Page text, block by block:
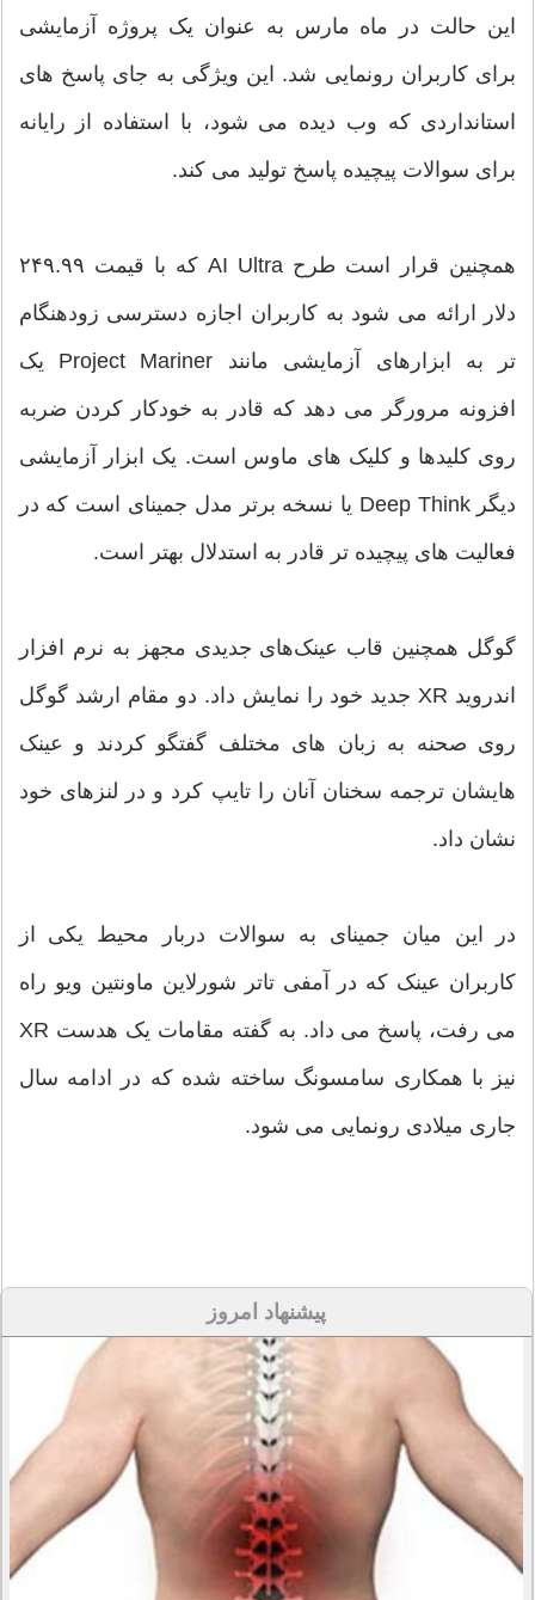
این حالت در ماه مارس به عنوان یک پروژه آزمایشی
برای کاربران رونمایی شد. این ویژگی به جای پاسخ های
استانداردی که وب دیده می شود، با استفاده از رایانه
برای سوالات پیچیده پاسخ تولید می کند.
همچنین قرار است طرح AI Ultra که با قیمت ۲۴۹.۹۹
دلار ارائه می شود به کاربران اجازه دسترسی زودهنگام
تر به ابزارهای آزمایشی مانند Project Mariner یک
افزونه مرورگر می دهد که قادر به خودکار کردن ضربه
روی کلیدها و کلیک های ماوس است. یک ابزار آزمایشی
دیگر Deep Think یا نسخه برتر مدل جمینای است که در
فعالیت های پیچیده تر قادر به استدلال بهتر است.
گوگل همچنین قاب عینک‌های جدیدی مجهز به نرم افزار
اندروید XR جدید خود را نمایش داد. دو مقام ارشد گوگل
روی صحنه به زبان های مختلف گفتگو کردند و عینک
هایشان ترجمه سخنان آنان را تایپ کرد و در لنزهای خود
نشان داد.
در این میان جمینای به سوالات دربار محیط یکی از
کاربران عینک که در آمفی تاتر شورلاین ماونتین ویو راه
می رفت، پاسخ می داد. به گفته مقامات یک هدست XR
نیز با همکاری سامسونگ ساخته شده که در ادامه سال
جاری میلادی رونمایی می شود.
پیشنهاد امروز